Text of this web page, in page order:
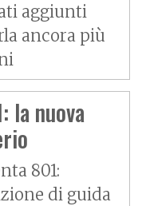
aggiunti
ancora più
la nuova
801:
di guida